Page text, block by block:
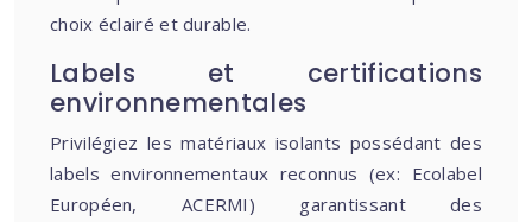
choix éclairé et durable.
Labels et certifications
environnementales
Privilégiez les matériaux isolants possédant des
labels environnementaux reconnus (ex: Ecolabel
Européen, ACERMI) garantissant des